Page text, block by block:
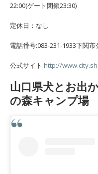
22:00(ゲート閉鎖23:30)
定休日：なし
電話番号:083-231-1933下関
公式サイト:http://
山口県犬とお出
の森キャンプ場